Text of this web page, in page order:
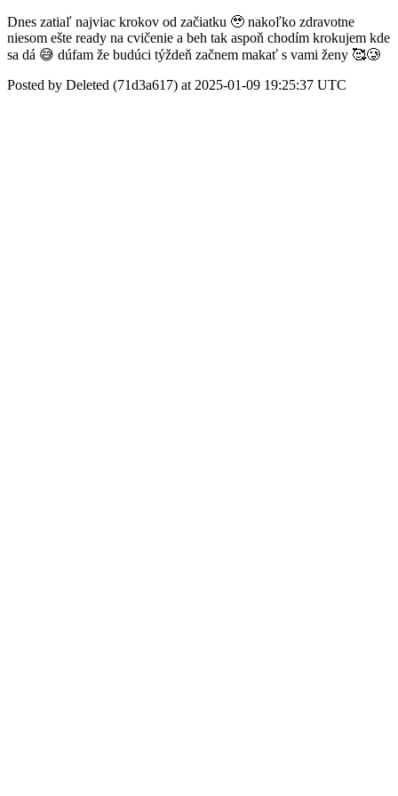
Dnes zatiaľ najviac krokov od začiatku 🥹 nakoľko zdravotne
niesom ešte ready na cvičenie a beh tak aspoň chodím krokujem kde
sa dá 😅 dúfam že budúci týždeň začnem makať s vami ženy 🥰🥲
Posted by Deleted (71d3a617) at 2025-01-09 19:25:37 UTC